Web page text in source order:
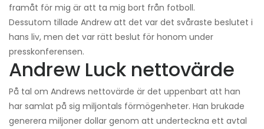
framåt för mig är att ta mig bort från fotboll.
Dessutom tillade Andrew att det var det svåraste beslutet i
hans liv, men det var rätt beslut för honom under
presskonferensen.
Andrew Luck nettovärde
På tal om Andrews nettovärde är det uppenbart att han
har samlat på sig miljontals förmögenheter. Han brukade
generera miljoner dollar genom att underteckna ett avtal